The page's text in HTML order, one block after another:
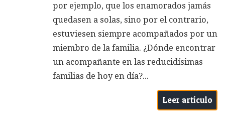
por ejemplo, que los enamorados jamás
quedasen a solas, sino por el contrario,
estuviesen siempre acompañados por un
miembro de la familia. ¿Dónde encontrar
un acompañante en las reducidísimas
familias de hoy en día?...
Leer artículo